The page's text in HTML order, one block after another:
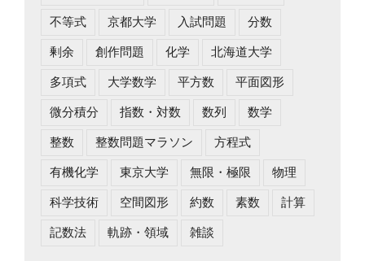
不等式 京都大学 入試問題 分数
剰余 創作問題 化学 北海道大学
多項式 大学数学 平方数 平面図形
微分積分 指数・対数 数列 数学
整数 整数問題マラソン 方程式
有機化学 東京大学 無限・極限 物理
科学技術 空間図形 約数 素数 計算
記数法 軌跡・領域 雑談